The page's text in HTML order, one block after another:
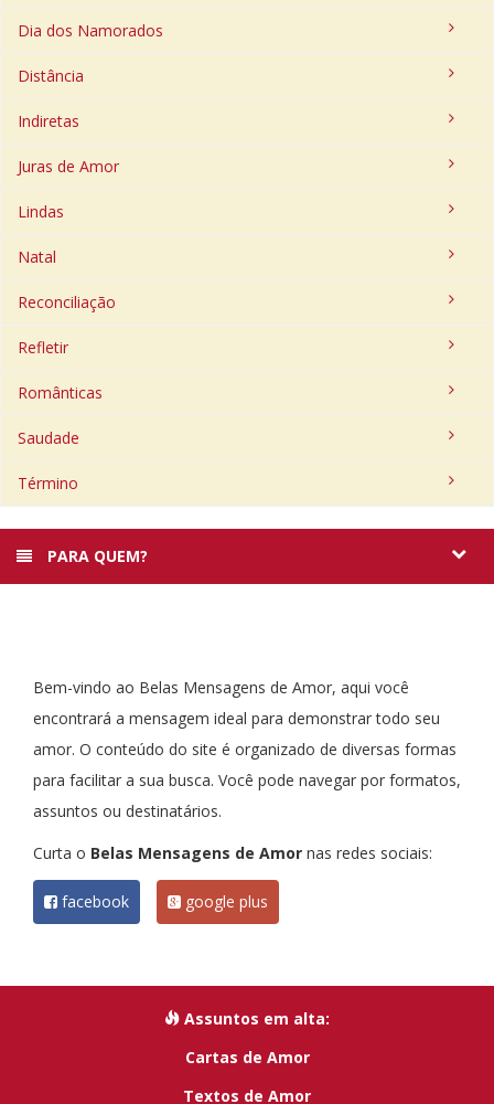
Dia dos Namorados
Distância
Indiretas
Juras de Amor
Lindas
Natal
Reconciliação
Refletir
Românticas
Saudade
Término
PARA QUEM?
Bem-vindo ao Belas Mensagens de Amor, aqui você
encontrará a mensagem ideal para demonstrar todo seu
amor. O conteúdo do site é organizado de diversas formas
para facilitar a sua busca. Você pode navegar por formatos,
assuntos ou destinatários.
Curta o Belas Mensagens de Amor nas redes sociais:
facebook google plus
Assuntos em alta:
Cartas de Amor
Textos de Amor